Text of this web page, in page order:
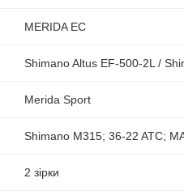
MERIDA EC
Shimano Altus EF-500-2L /
Merida Sport
Shimano M315; 36-22 ATC;
2 зірки